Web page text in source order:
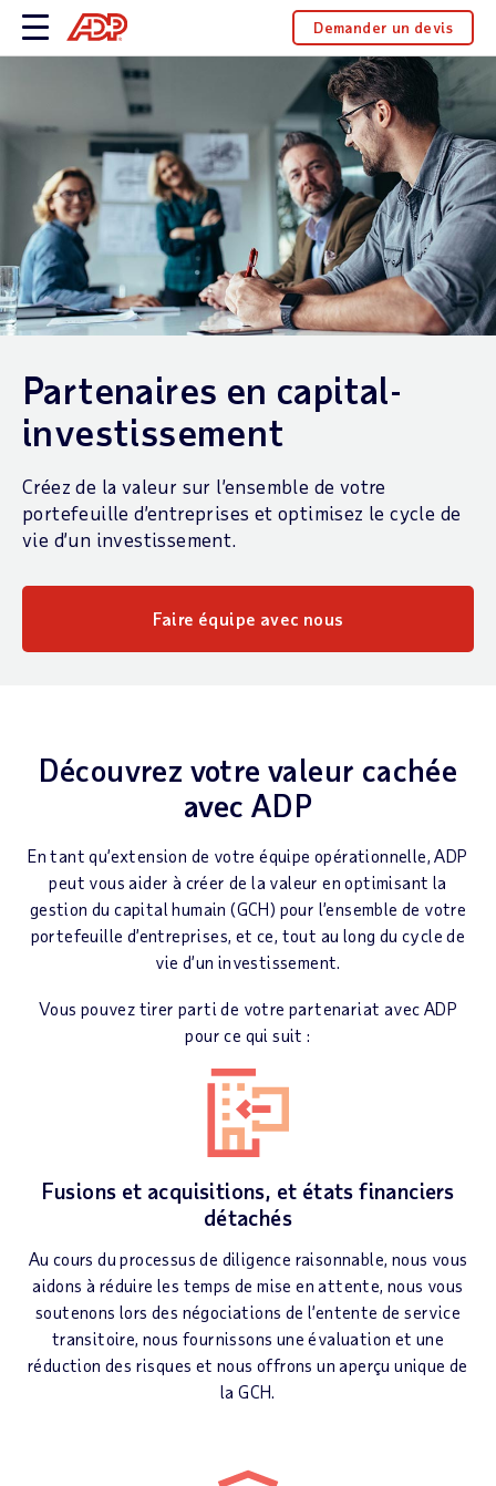
Demander un devis
Partenaires en capital-
investissement
Créez de la valeur sur l’ensemble de votre
portefeuille d’entreprises et optimisez le cycle de
vie d’un investissement.
Faire équipe avec nous
Découvrez votre valeur cachée
avec ADP
En tant qu’extension de votre équipe opérationnelle, ADP
peut vous aider à créer de la valeur en optimisant la
gestion du capital humain (GCH) pour l’ensemble de votre
portefeuille d’entreprises, et ce, tout au long du cycle de
vie d’un investissement.
Vous pouvez tirer parti de votre partenariat avec ADP
pour ce qui suit :
Fusions et acquisitions, et états financiers
détachés
Au cours du processus de diligence raisonnable, nous vous
aidons à réduire les temps de mise en attente, nous vous
soutenons lors des négociations de l’entente de service
transitoire, nous fournissons une évaluation et une
réduction des risques et nous offrons un aperçu unique de
la GCH.